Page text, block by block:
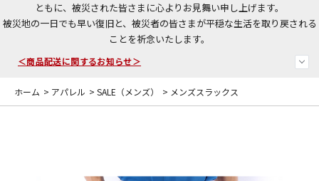
ともに、被災された皆さまに心よりお見舞い申し上げます。
被災地の一日でも早い復旧と、被災者の皆さまが平穏な生活を取り戻される
ことを祈念いたします。
今なら新規会員登録で1,000円OFFクーポンプレゼント！
＜商品配送に関するお知らせ＞
ホーム > アパレル > SALE（メンズ） > メンズスラックス